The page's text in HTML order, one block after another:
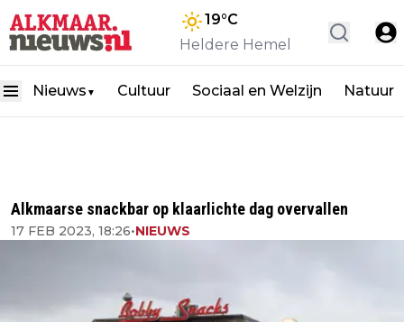
19°C
Heldere Hemel
Nieuws ▼ Cultuur Sociaal en Welzijn Natuur
Alkmaarse snackbar op klaarlichte dag overvallen
17 FEB 2023, 18:26•NIEUWS